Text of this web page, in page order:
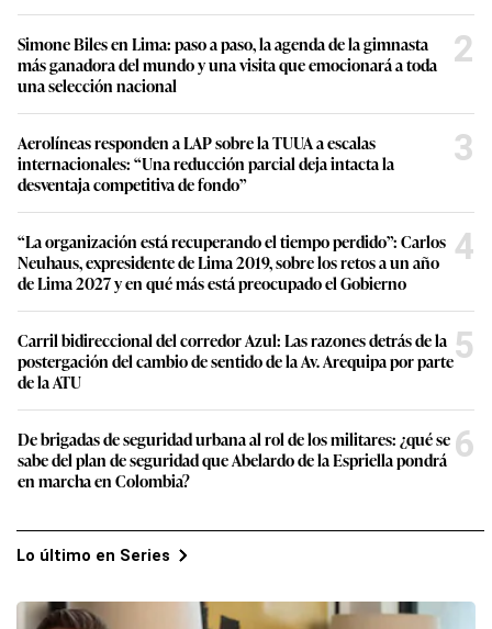
Simone Biles en Lima: paso a paso, la agenda de la gimnasta
más ganadora del mundo y una visita que emocionará a toda
una selección nacional
2
Aerolíneas responden a LAP sobre la TUUA a escalas
internacionales: “Una reducción parcial deja intacta la
desventaja competitiva de fondo”
3
“La organización está recuperando el tiempo perdido”: Carlos
Neuhaus, expresidente de Lima 2019, sobre los retos a un año
de Lima 2027 y en qué más está preocupado el Gobierno
4
Carril bidireccional del corredor Azul: Las razones detrás de la
postergación del cambio de sentido de la Av. Arequipa por parte
de la ATU
5
De brigadas de seguridad urbana al rol de los militares: ¿qué se
sabe del plan de seguridad que Abelardo de la Espriella pondrá
en marcha en Colombia?
6
Lo último en Series